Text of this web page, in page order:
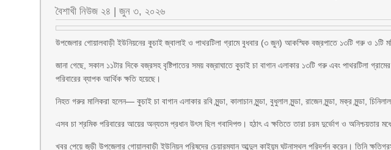
বৈশাখী নিউজ ২৪ |জুন ৩, ২০২৬
উপজেলার গোয়ালবাড়ী ইউনিয়নের কুচাই জ্বালাই ও পাথরটিলা গ্রামে বুধবার (৩ জুন) আকস্মিক বজ্রপাতে ১৩টি গরু ও ১টি
জানা গেছে, সকাল ১১টার দিকে বজ্রসহ বৃষ্টিপাতের সময় বজ্রাঘাতে কুচাই চা বাগান এলাকার ১৩টি গরু এবং পাথরটিলা
পরিবারের ব্যাপক আর্থিক ক্ষতি হয়েছে।
নিহত গরুর মালিকরা হলেন— কুচাই চা বাগান এলাকার রবি মুন্ডা, কালাচান মুন্ডা, বুধুলাল মুন্ডা, রাজেন মুন্ডা, মক্র মুন্ডা, চিনিলাল
এসব চা শ্রমিক পরিবারের আয়ের অন্যতম প্রধান উৎস ছিল গবাদিপশু। হঠাৎ এ ক্ষতিতে তারা চরম দুর্ভোগ ও অনিশ্চয়তার
খবর পেয়ে জুড়ী উপজেলার গোয়ালবাড়ী ইউনিয়ন পরিষদের চেয়ারম্যান আব্দুল কাইয়ূম ঘটনাস্থল পরিদর্শন করেন। তিনি